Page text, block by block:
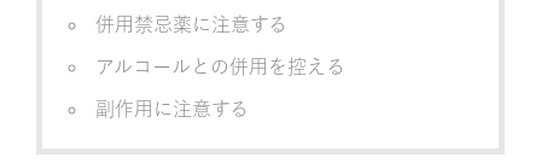
併用禁忌薬に注意する
アルコールとの併用を控える
副作用に注意する